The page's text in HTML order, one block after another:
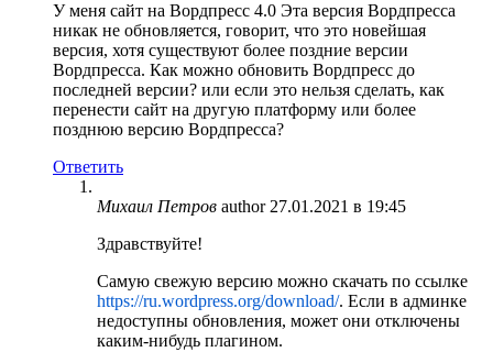
У меня сайт на Вордпресс 4.0 Эта версия Вордпресса
никак не обновляется, говорит, что это новейшая
версия, хотя существуют более поздние версии
Вордпресса. Как можно обновить Вордпресс до
последней версии? или если это нельзя сделать, как
перенести сайт на другую платформу или более
позднюю версию Вордпресса?
Ответить
Михаил Петров author 27.01.2021 в 19:45
Здравствуйте!
Самую свежую версию можно скачать по ссылке
https://ru.wordpress.org/download/. Если в админке
недоступны обновления, может они отключены
каким-нибудь плагином.